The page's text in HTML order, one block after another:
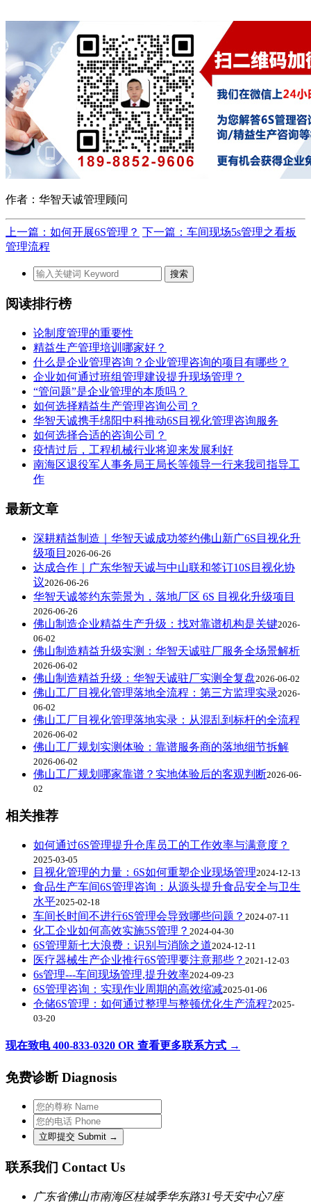
作者：华智天诚管理顾问
上一篇：如何开展6S管理？ 下一篇：车间现场5s管理之看板
管理流程
阅读排行榜
论制度管理的重要性
精益生产管理培训哪家好？
什么是企业管理咨询？企业管理咨询的项目有哪些？
企业如何通过班组管理建设提升现场管理？
“管问题”是企业管理的本质吗？
如何选择精益生产管理咨询公司？
华智天诚携手绵阳中科推动6S目视化管理咨询服务
如何选择合适的咨询公司？
疫情过后，工程机械行业将迎来发展利好
南海区退役军人事务局王局长等领导一行来我司指导工
作
最新文章
深耕精益制造｜华智天诚成功签约佛山新广6S目视化升
级项目 2026-06-26
达成合作｜广东华智天诚与中山联和签订10S目视化协
议2026-06-26
华智天诚签约东莞景为，落地厂区 6S 目视化升级项目
2026-06-26
佛山制造企业精益生产升级：找对靠谱机构是关键2026-
06-02
佛山制造精益升级实测：华智天诚驻厂服务全场景解析
2026-06-02
佛山制造精益升级：华智天诚驻厂实测全复盘2026-06-02
佛山工厂目视化管理落地全流程：第三方监理实录2026-
06-02
佛山工厂目视化管理落地实录：从混乱到标杆的全流程
2026-06-02
佛山工厂规划实测体验：靠谱服务商的落地细节拆解
2026-06-02
佛山工厂规划哪家靠谱？实地体验后的客观判断2026-06-
02
相关推荐
如何通过6S管理提升仓库员工的工作效率与满意度？
2025-03-05
目视化管理的力量：6S如何重塑企业现场管理2024-12-13
食品生产车间6S管理咨询：从源头提升食品安全与卫生
水平2025-02-18
车间长时间不进行6S管理会导致哪些问题？ 2024-07-11
化工企业如何高效实施5S管理？ 2024-04-30
6S管理新七大浪费：识别与消除之道2024-12-11
医疗器械生产企业推行6S管理要注意那些？ 2021-12-03
6s管理---车间现场管理,提升效率2024-09-23
6S管理咨询：实现作业周期的高效缩减2025-01-06
仓储6S管理：如何通过整理与整顿优化生产流程?2025-
03-20
现在致电 400-833-0320 OR 查看更多联系方式 →
免费诊断 Diagnosis
联系我们 Contact Us
广东省佛山市南海区桂城季华东路31号天安中心7座